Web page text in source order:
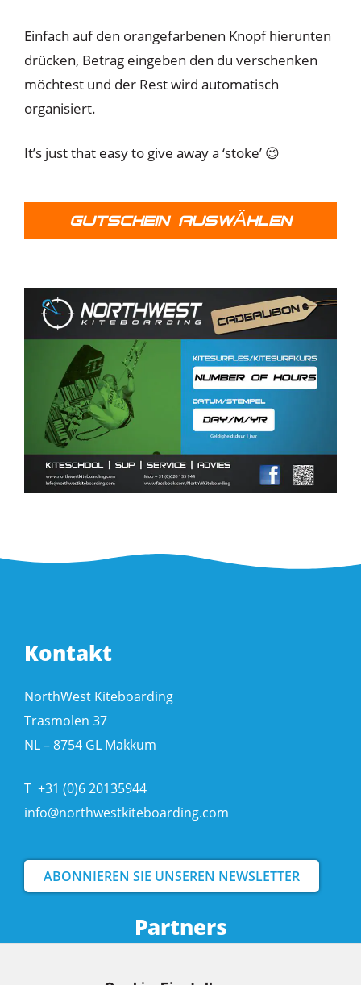
Einfach auf den orangefarbenen Knopf hierunten
drücken, Betrag eingeben den du verschenken
möchtest und der Rest wird automatisch
organisiert.
It’s just that easy to give away a ‘stoke’ 😉
GUTSCHEIN AUSWÄHLEN
Partners
Kontakt
NorthWest Kiteboarding
Trasmolen 37
NL – 8754 GL Makkum
T +31 (0)6 20135944
info@northwestkiteboarding.com
ABONNIEREN SIE UNSEREN NEWSLETTER